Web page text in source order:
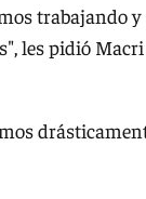
trabajando y
les pidió